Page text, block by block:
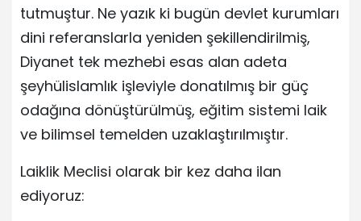
tutmuştur. Ne yazık ki bugün devlet kurumları
dini referanslarla yeniden şekillendirilmiş,
Diyanet tek mezhebi esas alan adeta
şeyhülislamlık işleviyle donatılmış bir güç
odağına dönüştürülmüş, eğitim sistemi laik
ve bilimsel temelden uzaklaştırılmıştır.
Laiklik Meclisi olarak bir kez daha ilan
ediyoruz: